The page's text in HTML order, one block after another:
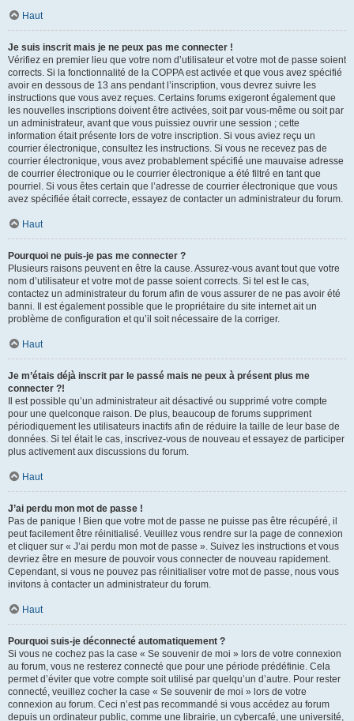
Haut
Je suis inscrit mais je ne peux pas me connecter !
Vérifiez en premier lieu que votre nom d’utilisateur et votre mot de passe soient
corrects. Si la fonctionnalité de la COPPA est activée et que vous avez spécifié
avoir en dessous de 13 ans pendant l’inscription, vous devrez suivre les
instructions que vous avez reçues. Certains forums exigeront également que
les nouvelles inscriptions doivent être activées, soit par vous-même ou soit par
un administrateur, avant que vous puissiez ouvrir une session ; cette
information était présente lors de votre inscription. Si vous aviez reçu un
courrier électronique, consultez les instructions. Si vous ne recevez pas de
courrier électronique, vous avez probablement spécifié une mauvaise adresse
de courrier électronique ou le courrier électronique a été filtré en tant que
pourriel. Si vous êtes certain que l’adresse de courrier électronique que vous
avez spécifiée était correcte, essayez de contacter un administrateur du forum.
Haut
Pourquoi ne puis-je pas me connecter ?
Plusieurs raisons peuvent en être la cause. Assurez-vous avant tout que votre
nom d’utilisateur et votre mot de passe soient corrects. Si tel est le cas,
contactez un administrateur du forum afin de vous assurer de ne pas avoir été
banni. Il est également possible que le propriétaire du site internet ait un
problème de configuration et qu’il soit nécessaire de la corriger.
Haut
Je m’étais déjà inscrit par le passé mais ne peux à présent plus me
connecter ?!
Il est possible qu’un administrateur ait désactivé ou supprimé votre compte
pour une quelconque raison. De plus, beaucoup de forums suppriment
périodiquement les utilisateurs inactifs afin de réduire la taille de leur base de
données. Si tel était le cas, inscrivez-vous de nouveau et essayez de participer
plus activement aux discussions du forum.
Haut
J’ai perdu mon mot de passe !
Pas de panique ! Bien que votre mot de passe ne puisse pas être récupéré, il
peut facilement être réinitialisé. Veuillez vous rendre sur la page de connexion
et cliquer sur « J’ai perdu mon mot de passe ». Suivez les instructions et vous
devriez être en mesure de pouvoir vous connecter de nouveau rapidement.
Cependant, si vous ne pouvez pas réinitialiser votre mot de passe, nous vous
invitons à contacter un administrateur du forum.
Haut
Pourquoi suis-je déconnecté automatiquement ?
Si vous ne cochez pas la case « Se souvenir de moi » lors de votre connexion
au forum, vous ne resterez connecté que pour une période prédéfinie. Cela
permet d’éviter que votre compte soit utilisé par quelqu’un d’autre. Pour rester
connecté, veuillez cocher la case « Se souvenir de moi » lors de votre
connexion au forum. Ceci n’est pas recommandé si vous accédez au forum
depuis un ordinateur public, comme une librairie, un cybercafé, une université,